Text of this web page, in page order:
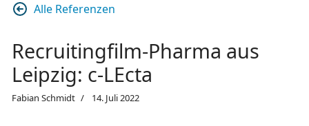
Alle Referenzen
Recruitingfilm-Pharma aus
Leipzig: c-LEcta
Fabian Schmidt 14. Juli 2022